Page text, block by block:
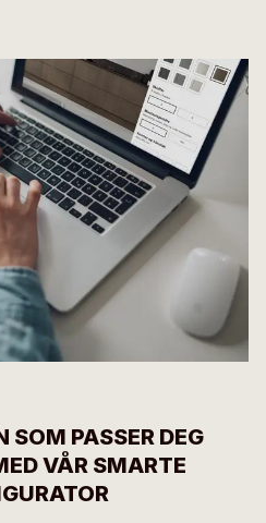
SOM PASSER DEG
VÅR SMARTE